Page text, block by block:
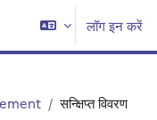
लॉग इन करें
सन्क्षिप्त विवरण